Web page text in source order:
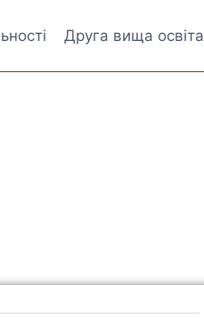
Друга вища освіта